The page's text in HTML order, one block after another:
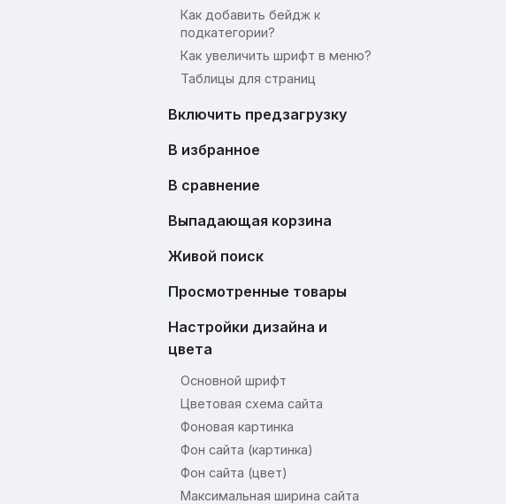
Как добавить бейдж к
подкатегории?
Как увеличить шрифт в меню?
Таблицы для страниц
Включить предзагрузку
В избранное
В сравнение
Выпадающая корзина
Живой поиск
Просмотренные товары
Настройки дизайна и
цвета
Основной шрифт
Цветовая схема сайта
Фоновая картинка
Фон сайта (картинка)
Фон сайта (цвет)
Максимальная ширина сайта